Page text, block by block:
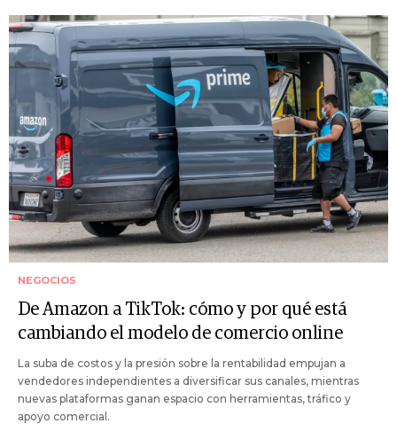
NEGOCIOS
De Amazon a TikTok: cómo y por qué está
cambiando el modelo de comercio online
La suba de costos y la presión sobre la rentabilidad empujan a
vendedores independientes a diversificar sus canales, mientras
nuevas plataformas ganan espacio con herramientas, tráfico y
apoyo comercial.